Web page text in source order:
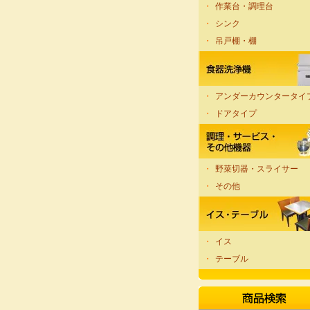
・
作業台・調理台
・
シンク
・
吊戸棚・棚
・
アンダーカウンタータイ
・
ドアタイプ
・
野菜切器・スライサー
・
その他
・
イス
・
テーブル